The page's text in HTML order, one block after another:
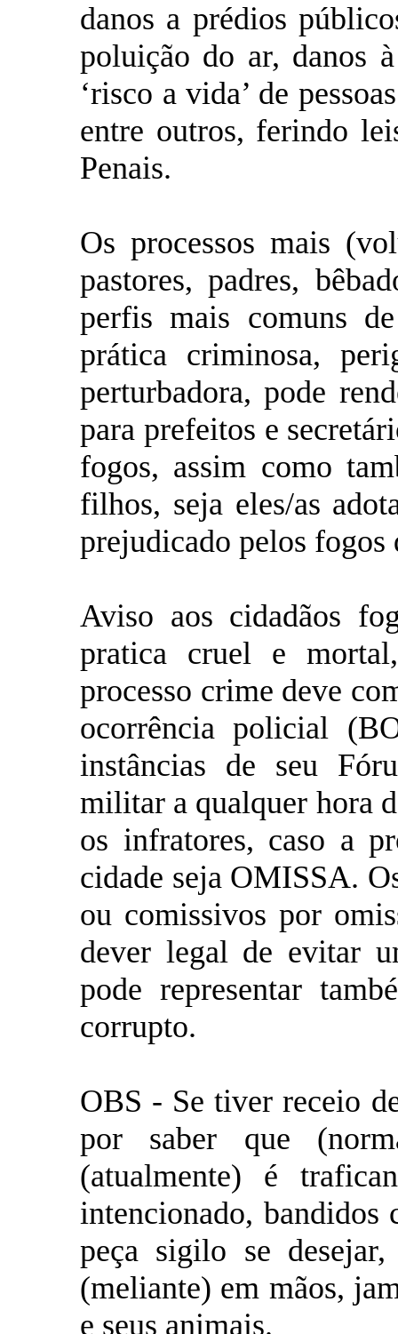
danos a prédios
poluição do ar, danos
‘risco a vida’ de
entre outros, ferindo
Penais.
Os processos mais
pastores, padres,
perfis mais comuns
prática criminosa,
perturbadora, pode
para prefeitos e
fogos, assim como
filhos, seja eles/as
prejudicado pelos fogos
Aviso aos cidadãos
pratica cruel e
processo crime deve
ocorrência policial
instâncias de seu
militar a qualquer hora
os infratores, caso a
cidade seja OMISSA.
ou comissivos por
dever legal de evitar
pode representar
corrupto.
OBS - Se tiver receio
por saber que
(atualmente) é
intencionado, bandidos
peça sigilo se
(meliante) em mãos,
e seus animais.